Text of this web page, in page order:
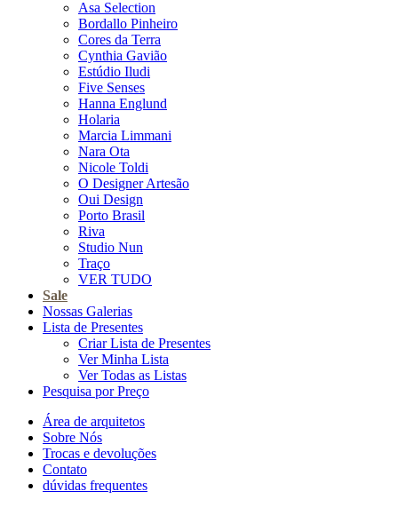
Asa Selection
Bordallo Pinheiro
Cores da Terra
Cynthia Gavião
Estúdio Iludi
Five Senses
Hanna Englund
Holaria
Marcia Limmani
Nara Ota
Nicole Toldi
O Designer Artesão
Oui Design
Porto Brasil
Riva
Studio Nun
Traço
VER TUDO
Sale
Nossas Galerias
Lista de Presentes
Criar Lista de Presentes
Ver Minha Lista
Ver Todas as Listas
Pesquisa por Preço
Área de arquitetos
Sobre Nós
Trocas e devoluções
Contato
dúvidas frequentes